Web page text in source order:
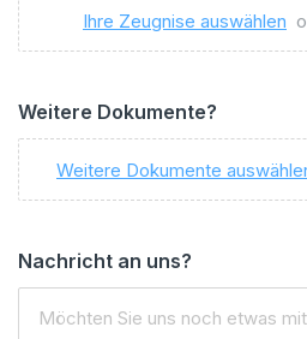
Ihre Zeugnise auswählen
Weitere Dokumente?
Weitere Dokumente
Nachricht an uns?